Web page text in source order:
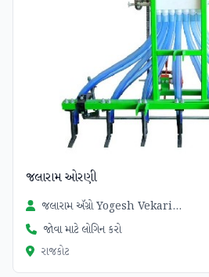
જલારામ ઓરણી
જલારામ ઍગ્રો Yogesh Vekariya
જોવા માટે લોગિન કરો
રાજકોટ